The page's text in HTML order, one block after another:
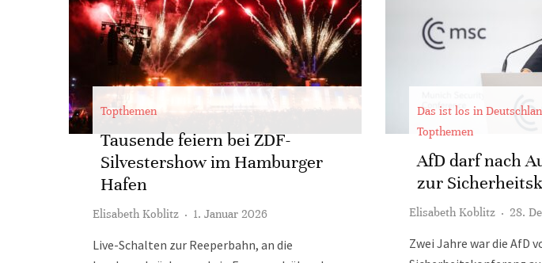
Topthemen
Tausende feiern bei ZDF-
Silvestershow im Hamburger
Hafen
Elisabeth Koblitz · 1. Januar 2026
Live-Schalten zur Reeperbahn, an die
Das ist los in
Topthemen
AfD darf nach
zur
Elisabeth Koblitz · 28.
Zwei Jahre war die AfD